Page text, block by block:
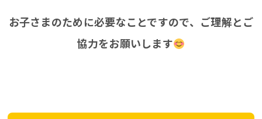
お子さまのために必要なことですので、ご理解とご
協力をお願いします